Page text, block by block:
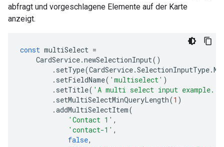
abfragt und vorgeschlagene Elemente auf der Karte
anzeigt.
const multiSelect =
CardService.newSelectionInput()
. setType(CardService.SelectionInputType.
. setFieldName( 'multiselect' )
. setTitle( 'A multi select input example.'
. setMultiSelectMinQueryLength(1 )
.addMultiSelectItem(
'Contact 1' ,
'contact-1' ,
false,